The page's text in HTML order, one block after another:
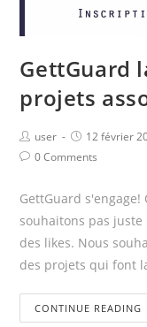
GettGuard
projets
user 12 février
0 Comments
GettGuard
souhaitons pas
des likes. Nous
des projets qui font
CONTINUE READING